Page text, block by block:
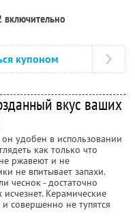
купоном
вкус ваших
удобен в использовании
как только что
ржавеют и не
не впитывает запахи.
чеснок - достаточно
Керамические
совершенно не тупятся